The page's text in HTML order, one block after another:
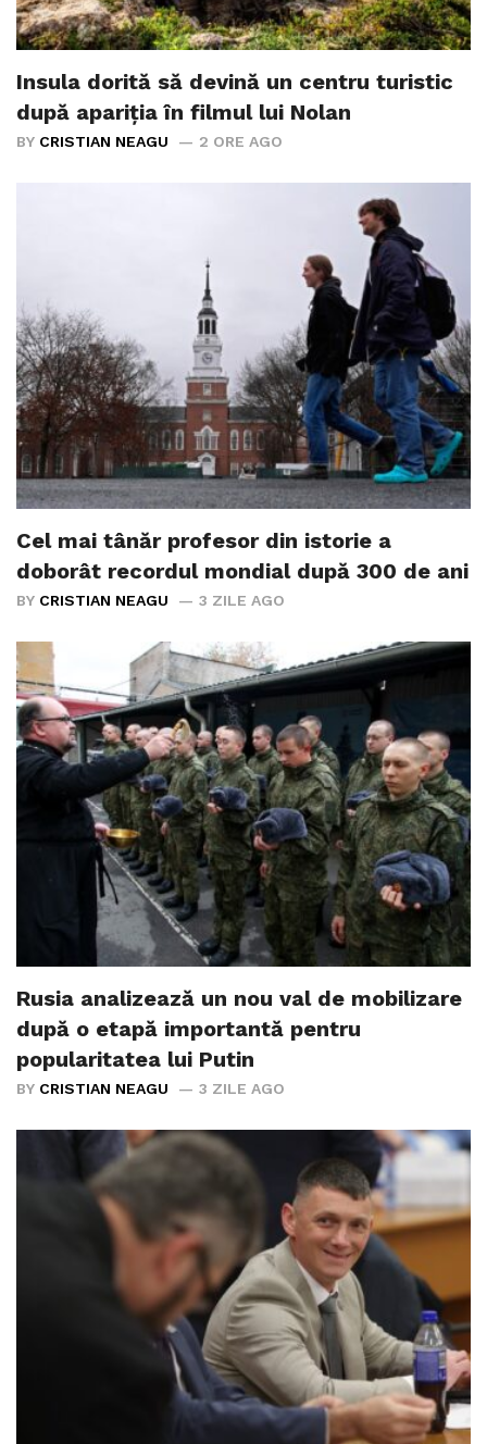
Insula dorită să devină un centru turistic
după apariția în filmul lui Nolan
BY CRISTIAN NEAGU 2 ORE AGO
Cel mai tânăr profesor din istorie a
doborât recordul mondial după 300 de ani
BY CRISTIAN NEAGU 3 ZILE AGO
Rusia analizează un nou val de mobilizare
după o etapă importantă pentru
popularitatea lui Putin
BY CRISTIAN NEAGU 3 ZILE AGO